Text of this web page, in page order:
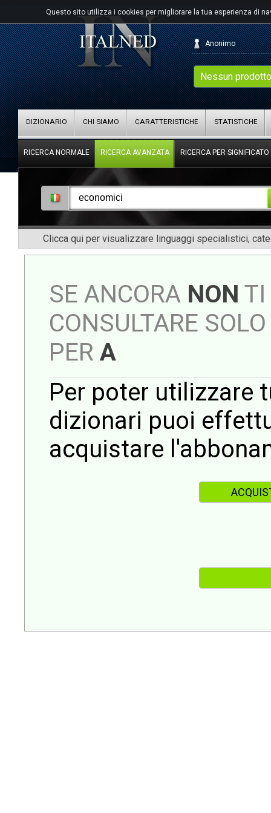
Questo sito utilizza i cookies per migliorare la tua esperienza di
Nessun
Anonimo
DIZIONARIO CHI SIAMO CARATTERISTICHE STATISTICHE
RICERCA NORMALE RICERCA AVANZATA RICERCA PER SIGNIFICATO
Clicca qui per visualizzare linguaggi specialistici,
SE ANCORA NON TI
CONSULTARE
PER A
Per poter utilizzare
dizionari puoi
acquistare